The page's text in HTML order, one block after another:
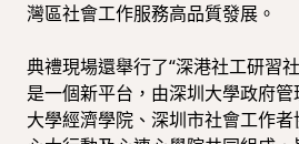
灣區社會工作服務高品質發展。
典禮現場還舉行了“深港社工研習
是一個新平台，由深圳大學政府
大學經濟學院、深圳市社會工作